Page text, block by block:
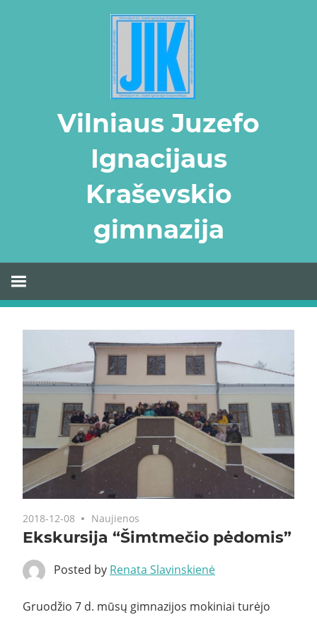
Vilniaus Juzefo
Ignacijaus
Kraševskio
gimnazija
2018-12-08 Naujienos
Ekskursija “Šimtmečio pėdomis”
Posted by Renata Slavinskienė
Gruodžio 7 d. mūsų gimnazijos mokiniai turėjo